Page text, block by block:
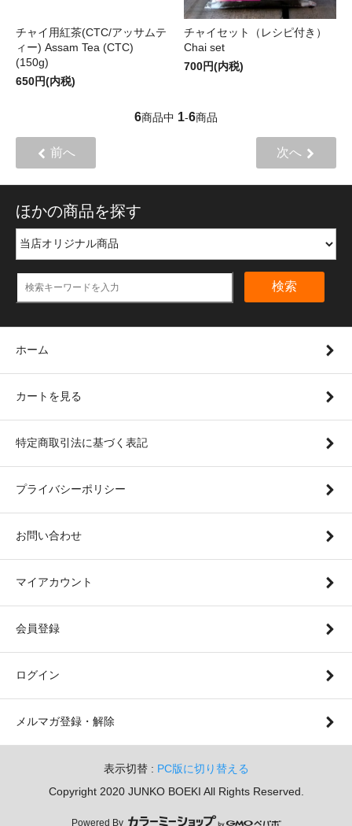
チャイ用紅茶(CTC/アッサムテ
ィー) Assam Tea (CTC)
(150g)
650円(内税)
チャイセット（レシピ付き）
Chai set
700円(内税)
6商品中 1-6商品
前へ 次へ
ほかの商品を探す
検索
ホーム
カートを見る
特定商取引法に基づく表記
プライバシーポリシー
お問い合わせ
マイアカウント
会員登録
ログイン
メルマガ登録・解除
表示切替 : PC版に切り替える
Copyright 2020 JUNKO BOEKI All Rights Reserved.
Powered By